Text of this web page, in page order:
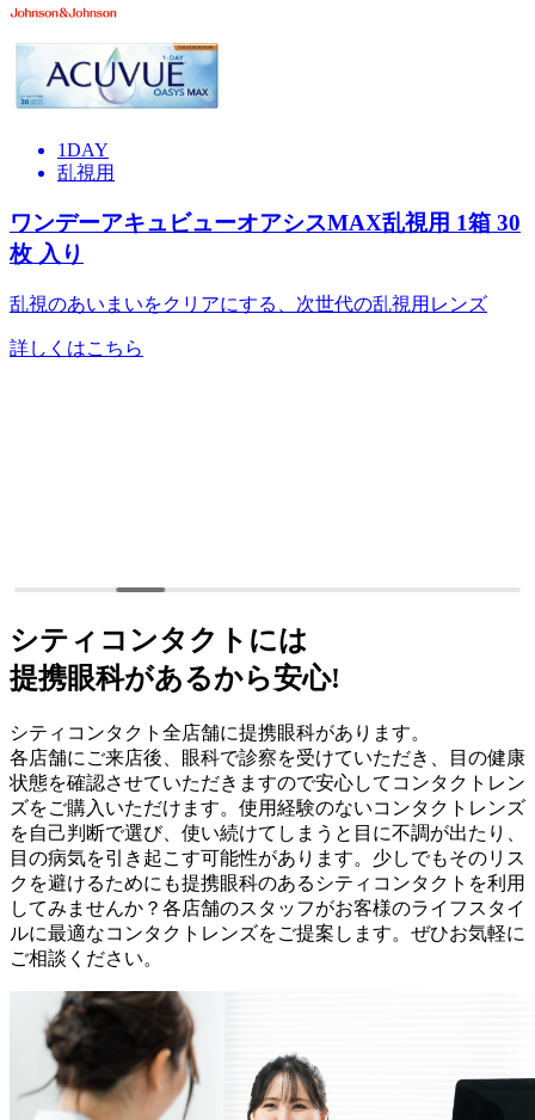
1DAY
乱視用
ワンデーアキュビューオアシスMAX乱視用 1箱 30
枚 入り
乱視のあいまいをクリアにする、次世代の乱視用レンズ
詳しくはこちら
シティコンタクトには
提携眼科があるから安心!
シティコンタクト全店舗に提携眼科があります。
各店舗にご来店後、眼科で診察を受けていただき、目の健康
状態を確認させていただきますので安心してコンタクトレン
ズをご購入いただけます。使用経験のないコンタクトレンズ
を自己判断で選び、使い続けてしまうと目に不調が出たり、
目の病気を引き起こす可能性があります。少しでもそのリス
クを避けるためにも提携眼科のあるシティコンタクトを利用
してみませんか？各店舗のスタッフがお客様のライフスタイ
ルに最適なコンタクトレンズをご提案します。ぜひお気軽に
ご相談ください。